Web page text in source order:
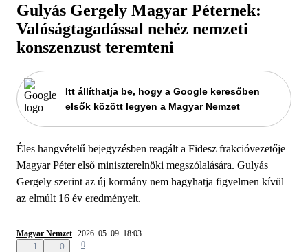
Gulyás Gergely Magyar Péternek:
Valóságtagadással nehéz nemzeti
konszenzust teremteni
Itt állíthatja be, hogy a Google keresőben
elsők között legyen a Magyar Nemzet
Éles hangvételű bejegyzésben reagált a Fidesz frakcióvezetője
Magyar Péter első miniszterelnöki megszólalására. Gulyás
Gergely szerint az új kormány nem hagyhatja figyelmen kívül
az elmúlt 16 év eredményeit.
Magyar Nemzet 2026. 05. 09. 18:03
1
0 0